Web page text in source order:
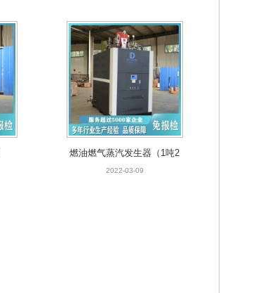
燃油燃气蒸汽发生器（1吨2
吨）
2022-03-09